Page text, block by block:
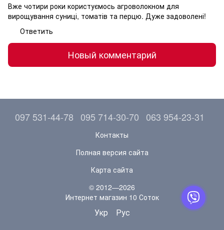
Вже чотири роки користуємось агроволокном для
вирощування суниці, томатів та перцю. Дуже задоволені!
Ответить
Новый комментарий
097 531-44-78 095 714-30-70 063 954-23-31
Контакты
Полная версия сайта
Карта сайта
© 2012—2026
Интернет магазин 10 Соток
Укр Рус